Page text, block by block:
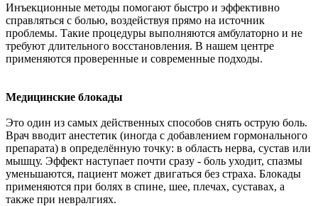
Инъекционные методы помогают быстро и эффективно
справляться с болью, воздействуя прямо на источник
проблемы. Такие процедуры выполняются амбулаторно и не
требуют длительного восстановления. В нашем центре
применяются проверенные и современные подходы.
Медицинские блокады
Это один из самых действенных способов снять острую боль.
Врач вводит анестетик (иногда с добавлением гормонального
препарата) в определённую точку: в область нерва, сустав или
мышцу. Эффект наступает почти сразу - боль уходит, спазмы
уменьшаются, пациент может двигаться без страха. Блокады
применяются при болях в спине, шее, плечах, суставах, а
также при невралгиях.